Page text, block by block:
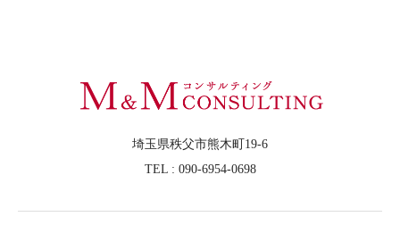
埼玉県秩父市熊木町19-6
TEL : 090-6954-0698